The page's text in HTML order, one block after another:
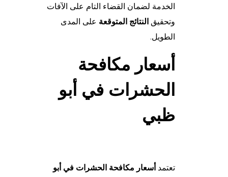
الخدمة لضمان القضاء التام على الآفات
وتحقيقالنتائج المتوقعة على المدى
الطويل.
أسعار مكافحة
الحشرات في أبو
ظبي
تعتمد أسعار مكافحة الحشرات في أبو